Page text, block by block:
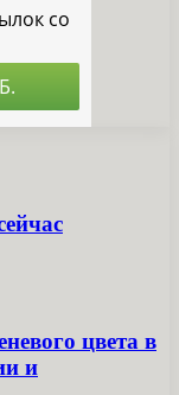
цвета в
и